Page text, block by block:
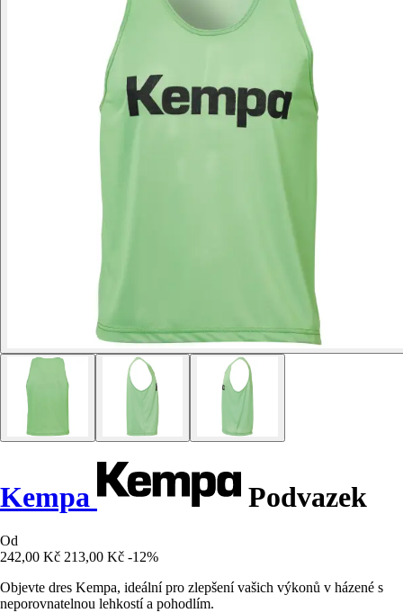
Kempa Podvazek
Od
242,00 Kč 213,00 Kč -12%
Objevte dres Kempa, ideální pro zlepšení vašich výkonů v házené s
neporovnatelnou lehkostí a pohodlím.